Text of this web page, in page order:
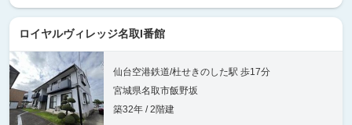
ロイヤルヴィレッジ名取I番館
仙台空港鉄道/杜せきのした駅 歩17分
宮城県名取市飯野坂
築32年 / 2階建